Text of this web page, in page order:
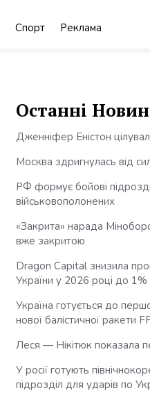
Спорт Реклама
Останні
Дженніфер Еністон
Москва здригнулась від
РФ формує бойові
військовополонених
«Закрита» нарада
вже закритою
Dragon Capital знизила
України у 2026 році до 1%
Україна готується до
нової балістичної ракети
Леся — Нікітюк показала
У росії готують
підрозділ для ударів по